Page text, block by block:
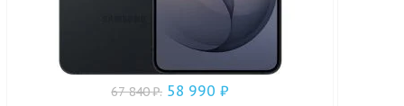
67 840₽. 58 990 ₽